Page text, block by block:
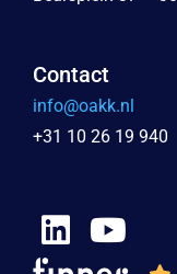
Contact
info@oakk.nl
+31 10 26 19 940